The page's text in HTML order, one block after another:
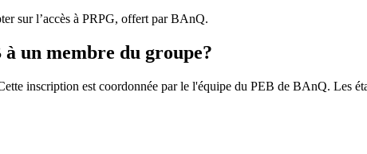
sur l’accès à PRPG, offert par BAnQ.
un membre du groupe?
inscription est coordonnée par le l'équipe du PEB de BAnQ. Les